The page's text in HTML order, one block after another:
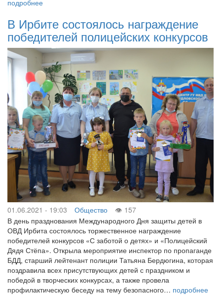
подробнее
В Ирбите состоялось награждение
победителей полицейских конкурсов
01.06.2021 - 19:03 Общество
157
В день празднования Международного Дня защиты детей в
ОВД Ирбита состоялось торжественное награждение
победителей конкурсов «С заботой о детях» и «Полицейский
Дядя Стёпа». Открыла мероприятие инспектор по пропаганде
БДД, старший лейтенант полиции Татьяна Бердюгина, которая
поздравила всех присутствующих детей с праздником и
победой в творческих конкурсах, а также провела
профилактическую беседу на тему безопасного… подробнее